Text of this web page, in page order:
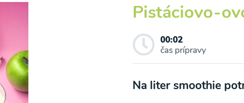
00:25
Brokolicová polievka
krutónmi z tofu od
Pistáciovo-
00:02
čas prípravy
Na liter smoothie